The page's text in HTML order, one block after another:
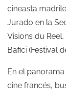
cineasta
Jurado en la
Visions du
Bafici (Festival
En el
cine francés,